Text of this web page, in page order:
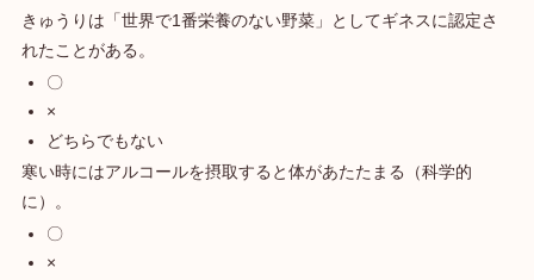
きゅうりは「世界で1番栄養のない野菜」としてギネスに認定さ
れたことがある。
〇
×
どちらでもない
寒い時にはアルコールを摂取すると体があたたまる（科学的
に）。
〇
×